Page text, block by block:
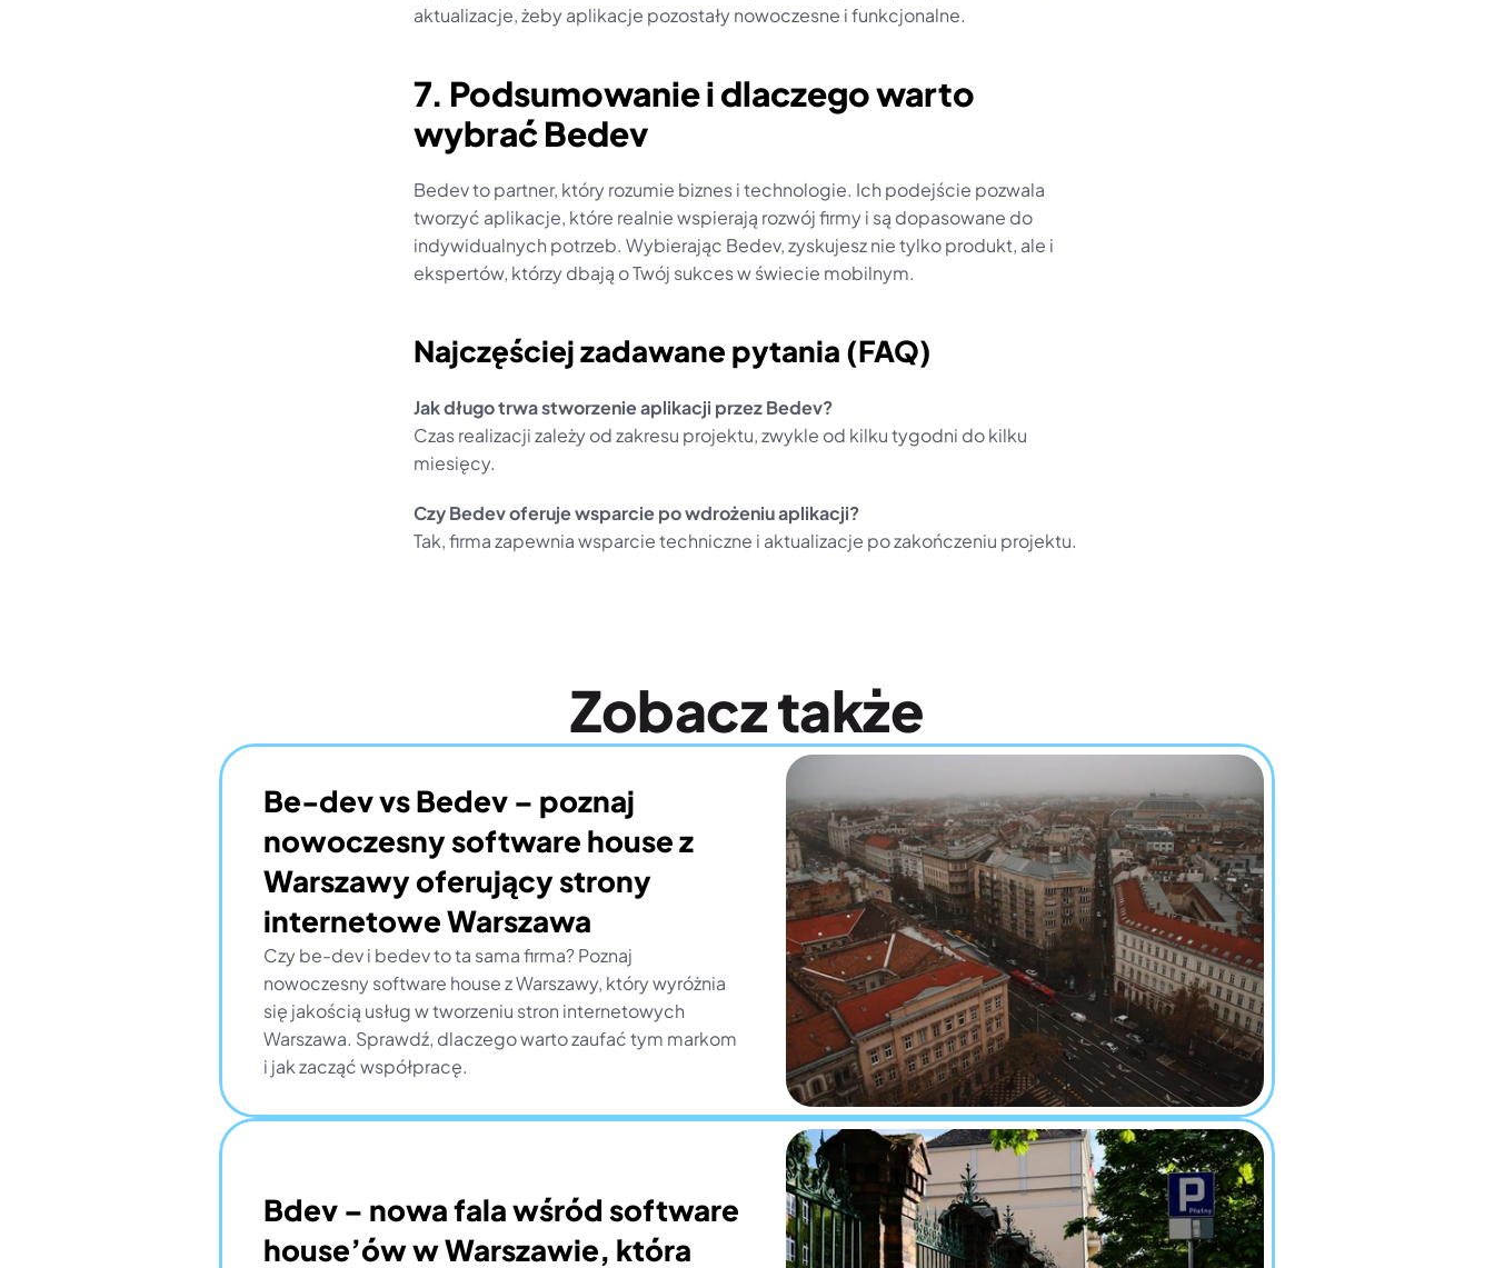
aktualizacje, żeby aplikacje pozostały nowoczesne i funkcjonalne.
7. Podsumowanie i dlaczego warto
wybrać Bedev
Bedev to partner, który rozumie biznes i technologie. Ich podejście pozwala
tworzyć aplikacje, które realnie wspierają rozwój firmy i są dopasowane do
indywidualnych potrzeb. Wybierając Bedev, zyskujesz nie tylko produkt, ale i
ekspertów, którzy dbają o Twój sukces w świecie mobilnym.
Najczęściej zadawane pytania (FAQ)
Jak długo trwa stworzenie aplikacji przez Bedev?
Czas realizacji zależy od zakresu projektu, zwykle od kilku tygodni do kilku
miesięcy.
Czy Bedev oferuje wsparcie po wdrożeniu aplikacji?
Tak, firma zapewnia wsparcie techniczne i aktualizacje po zakończeniu projektu.
Zobacz także
Be-dev vs Bedev – poznaj
nowoczesny software house z
Warszawy oferujący strony
internetowe Warszawa
Czy be-dev i bedev to ta sama firma? Poznaj
nowoczesny software house z Warszawy, który wyróżnia
się jakością usług w tworzeniu stron internetowych
Warszawa. Sprawdź, dlaczego warto zaufać tym markom
i jak zacząć współpracę.
Bdev – nowa fala wśród software
house’ów w Warszawie, która